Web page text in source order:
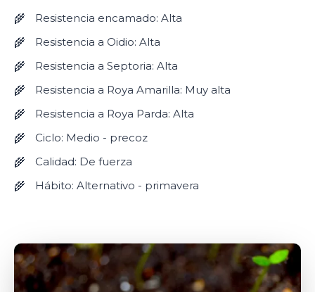
Resistencia encamado: Alta
Resistencia a Oidio: Alta
Resistencia a Septoria: Alta
Resistencia a Roya Amarilla: Muy alta
Resistencia a Roya Parda: Alta
Ciclo: Medio - precoz
Calidad: De fuerza
Hábito: Alternativo - primavera